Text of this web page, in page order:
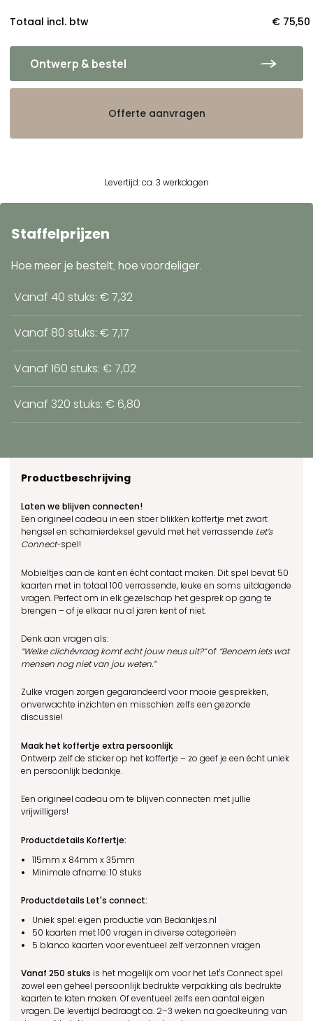
Ontwerp & bestel
Totaal incl. btw € 75,50
Offerte aanvragen
Levertijd: ca. 3 werkdagen
Staffelprijzen
Hoe meer je bestelt, hoe voordeliger.
Vanaf 40 stuks: € 7,32
Vanaf 80 stuks: € 7,17
Vanaf 160 stuks: € 7,02
Vanaf 320 stuks: € 6,80
Productbeschrijving
Laten we blijven connecten!
Een origineel cadeau in een stoer blikken koffertje met zwart
hengsel en scharnierdeksel gevuld met het verrassende Let’s
Connect-spel!
Mobieltjes aan de kant en écht contact maken. Dit spel bevat 50
kaarten met in totaal 100 verrassende, leuke en soms uitdagende
vragen. Perfect om in elk gezelschap het gesprek op gang te
brengen – of je elkaar nu al jaren kent of niet.
Denk aan vragen als:
“Welke clichévraag komt echt jouw neus uit?”of “Benoem iets wat
mensen nog niet van jou weten.”
Zulke vragen zorgen gegarandeerd voor mooie gesprekken,
onverwachte inzichten en misschien zelfs een gezonde
discussie!
Maak het koffertje extra persoonlijk
Ontwerp zelf de sticker op het koffertje – zo geef je een écht uniek
en persoonlijk bedankje.
Een origineel cadeau om te blijven connecten met jullie
vrijwilligers!
ProductdetailsKoffertje:
115mm x 84mm x 35mm
Minimale afname: 10 stuks
ProductdetailsLet's connect:
Uniek spel: eigen productie van Bedankjes.nl
50 kaarten met 100 vragen in diverse categorieën
5 blanco kaarten voor eventueel zelf verzonnen vragen
Vanaf 250 stuks is het mogelijk om voor het Let's Connect spel
zowel een geheel persoonlijk bedrukte verpakking als bedrukte
kaarten te laten maken. Of eventueel zelfs een aantal eigen
vragen. De levertijd bedraagt ca. 2–3 weken na goedkeuring van